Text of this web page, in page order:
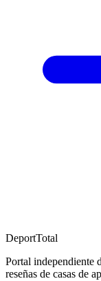
DeportTotal
Portal independiente
reseñas de casas de